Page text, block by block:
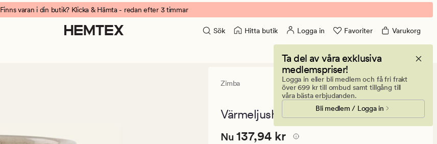
Finns varan i din butik? Klicka & Hämta - redan efter 3 timmar
Sök Hitta butik Logga in Favoriter Varukorg
Ta del av våra exklusiva
medlemspriser!
Logga in eller bli medlem och få fri frakt
över 699 kr till ombud samt tillgång till
våra bästa erbjudanden.
Bli medlem / Logga in
Zimba
0
med
betyg
0
Värmeljushållare beige - 10x10x12,5 cm
Nuvarande
Nuvarande pris
Nu 137,94 kr